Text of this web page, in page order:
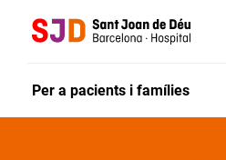
Per a pacients i famílies